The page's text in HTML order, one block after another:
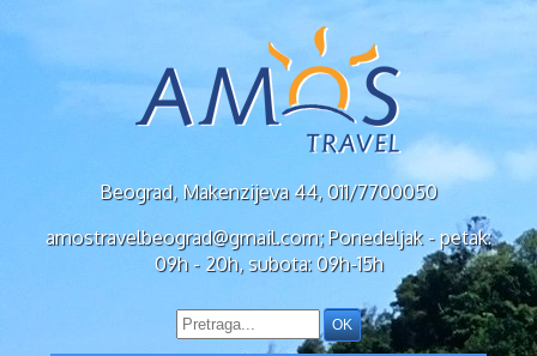
Beograd, Makenzijeva 44, 011/7700050
amostravelbeograd@gmail.com; Ponedeljak - petak:
09h - 20h, subota: 09h-15h